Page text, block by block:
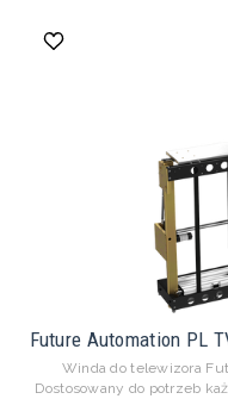
Future Automation PL
Winda do telewizora
Dostosowany do potrzeb